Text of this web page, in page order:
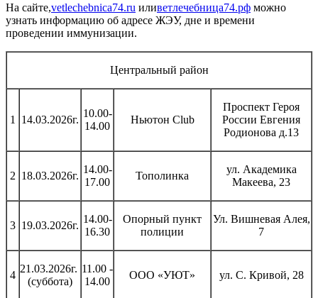
На сайте,vetlechebnica74.ru иливетлечебница74.рф можно
узнать информацию об адресе ЖЭУ, дне и времени
проведении иммунизации.
Центральный район
1 14.03.2026г.
10.00-
14.00
Ньютон Club
Проспект Героя
России Евгения
Родионова д.13
2 18.03.2026г.
14.00-
17.00
Тополинка
ул. Академика
Макеева, 23
3 19.03.2026г.
14.00-
16.30
Опорный пункт
полиции
Ул. Вишневая Алея,
7
4
21.03.2026г.
(суббота)
11.00 -
14.00
ООО «УЮТ» ул. С. Кривой, 28